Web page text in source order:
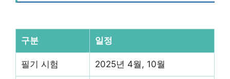
구분 일정
필기 시험 2025년 4월, 10월